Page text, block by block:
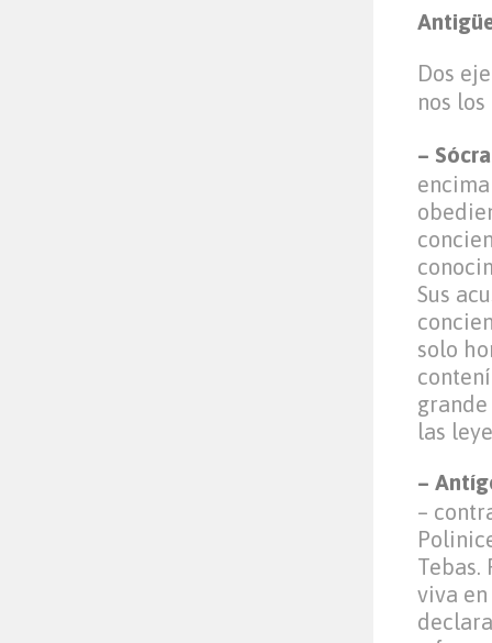
Dos
nos
–
Sus
solo
las
–
–
Tebas.
viva